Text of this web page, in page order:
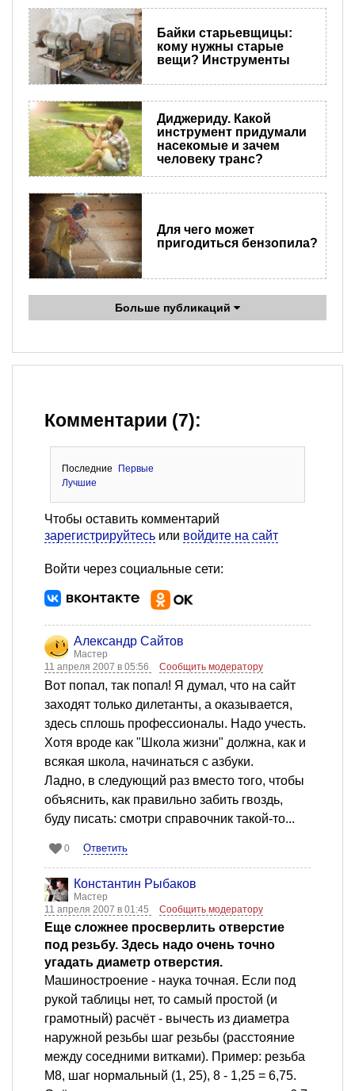
Байки старьевщицы:
кому нужны старые
вещи? Инструменты
Диджериду. Какой
инструмент придумали
насекомые и зачем
человеку транс?
Для чего может
пригодиться бензопила?
Больше публикаций
Комментарии (7):
Последние
Первые
Лучшие
Чтобы оставить комментарий
зарегистрируйтесь или войдите на сайт
Войти через социальные сети:
Александр Сайтов
Мастер
11 апреля 2007 в 05:56
Сообщить модератору
Вот попал, так попал! Я думал, что на сайт
заходят только дилетанты, а оказывается,
здесь сплошь профессионалы. Надо учесть.
Хотя вроде как "Школа жизни" должна, как и
всякая школа, начинаться с азбуки.
Ладно, в следующий раз вместо того, чтобы
объяснить, как правильно забить гвоздь,
буду писать: смотри справочник такой-то...
0 Ответить
Константин Рыбаков
Мастер
11 апреля 2007 в 01:45
Сообщить модератору
Еще сложнее просверлить отверстие
под резьбу. Здесь надо очень точно
угадать диаметр отверстия.
Машиностроение - наука точная. Если под
рукой таблицы нет, то самый простой (и
грамотный) расчёт - вычесть из диаметра
наружной резьбы шаг резьбы (расстояние
между соседними витками). Пример: резьба
М8, шаг нормальный (1, 25), 8 - 1,25 = 6,75.